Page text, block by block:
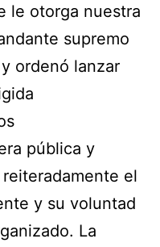
le otorga nuestra
supremo
ordenó lanzar
pública y
el
y su voluntad
La